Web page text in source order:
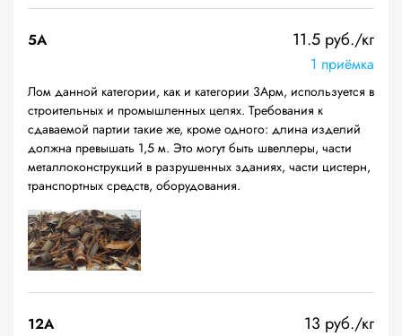
5А 11.5 руб./кг
1 приёмка
Лом данной категории, как и категории 3Арм, используется в
строительных и промышленных целях. Требования к
сдаваемой партии такие же, кроме одного: длина изделий
должна превышать 1,5 м. Это могут быть швеллеры, части
металлоконструкций в разрушенных зданиях, части цистерн,
транспортных средств, оборудования.
12A 13 руб./кг